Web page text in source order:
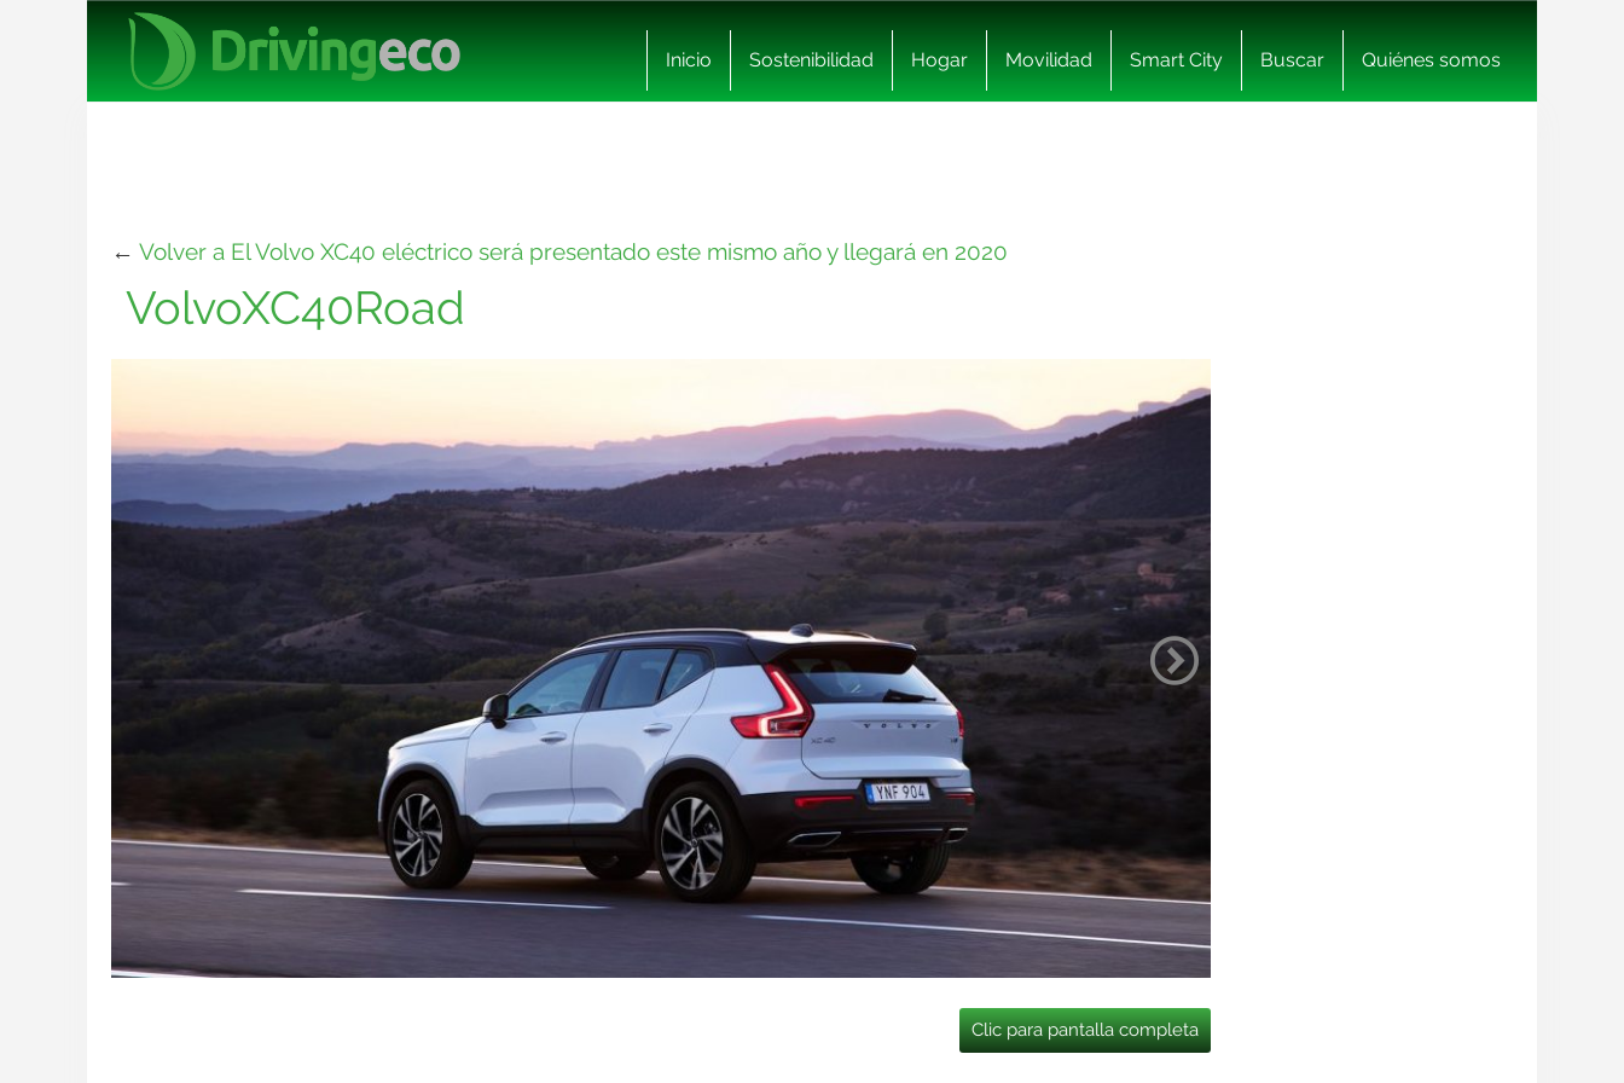
Inicio Sostenibilidad Hogar Movilidad Smart City Buscar Quiénes somos
← Volver a El Volvo XC40 eléctrico será presentado este mismo año y llegará en 2020
VolvoXC40Road
Clic para pantalla completa